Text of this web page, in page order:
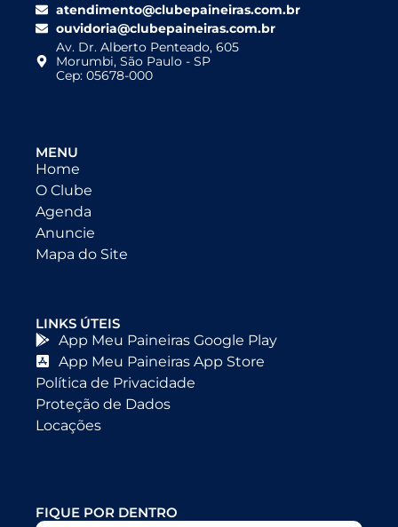
atendimento@clubepaineiras.com.br
ouvidoria@clubepaineiras.com.br
Av. Dr. Alberto Penteado, 605
Morumbi, São Paulo - SP
Cep: 05678-000
MENU
Home
O Clube
Agenda
Anuncie
Mapa do Site
LINKS ÚTEIS
App Meu Paineiras Google Play
App Meu Paineiras App Store
Política de Privacidade
Proteção de Dados
Locações
FIQUE POR DENTRO